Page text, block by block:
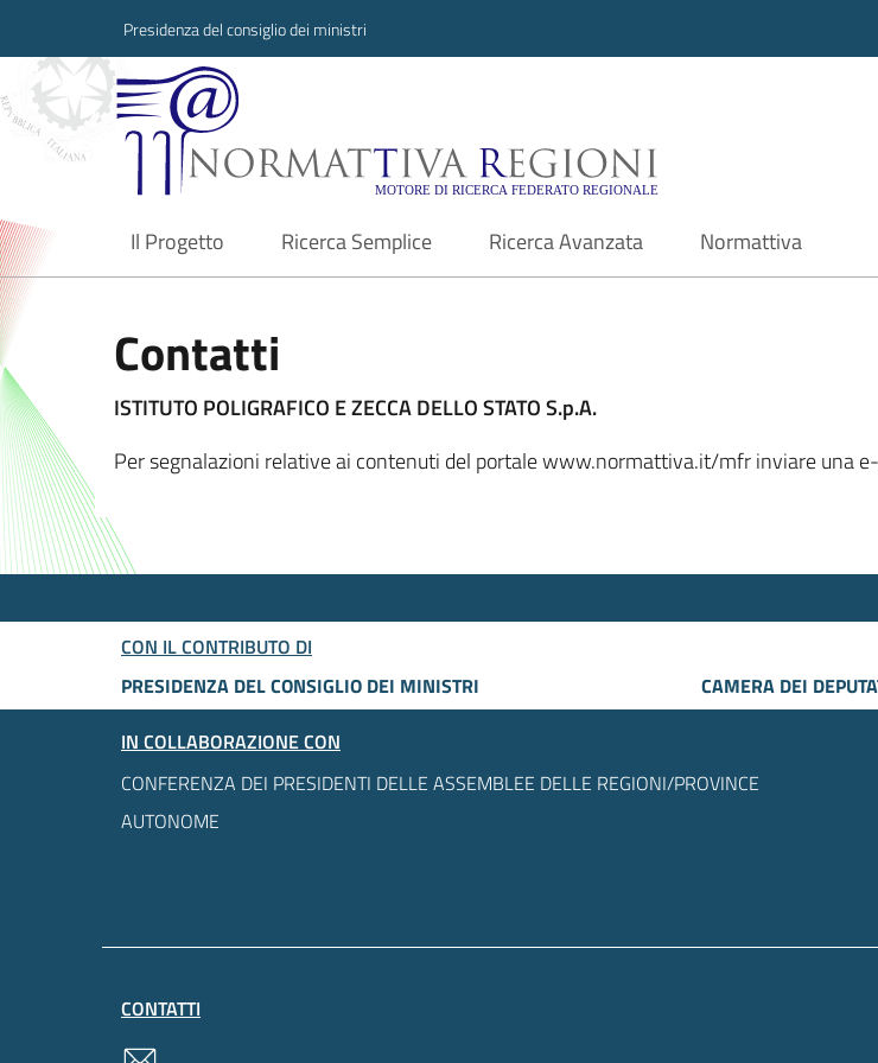
Presidenza del consiglio dei ministri
Normattiva Regioni - Motore di
Il Progetto
current Ricerca Semplice Ricerca Avanzata Normattiva
Contatti
ISTITUTO POLIGRAFICO E ZECCA DELLO STATO S.p.A.
Per segnalazioni relative ai contenuti del portale www.normattiva.it/mfr inviare una
CON IL CONTRIBUTO DI
PRESIDENZA DEL CONSIGLIO DEI MINISTRI
CAMERA DEI
IN COLLABORAZIONE CON
CONFERENZA DEI PRESIDENTI DELLE ASSEMBLEE DELLE REGIONI/PROVINCE
AUTONOME
CONTATTI